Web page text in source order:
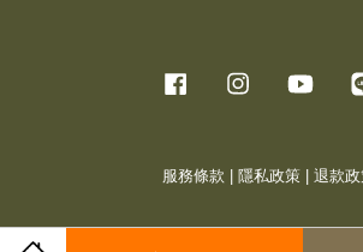
Facebook Instagram
服務條款 隱私政策 退款